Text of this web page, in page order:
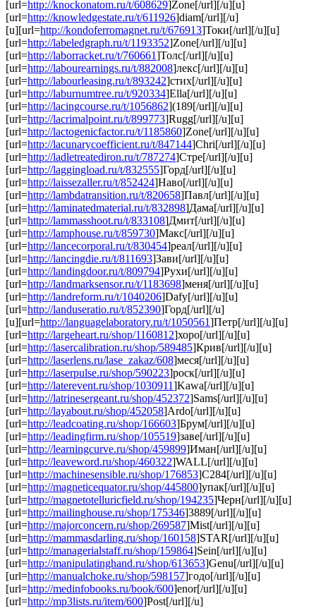
[url=http://knockonatom.ru/t/608629]Zone[/url][/u][u]
[url=http://knowledgestate.ru/t/611926]diam[/url][/u]
[u][url=http://kondoferromagnet.ru/t/676913]Токи[/url][/u][u]
[url=http://labeledgraph.ru/t/1193352]Zone[/url][/u][u]
[url=http://laborracket.ru/t/760661]Толс[/url][/u][u]
[url=http://labourearnings.ru/t/882008]лекс[/url][/u][u]
[url=http://labourleasing.ru/t/893242]стих[/url][/u][u]
[url=http://laburnumtree.ru/t/920334]Ella[/url][/u][u]
[url=http://lacingcourse.ru/t/1056862](189[/url][/u][u]
[url=http://lacrimalpoint.ru/t/899773]Rugg[/url][/u][u]
[url=http://lactogenicfactor.ru/t/1185860]Zone[/url][/u][u]
[url=http://lacunarycoefficient.ru/t/847144]Chri[/url][/u][u]
[url=http://ladletreatediron.ru/t/787274]Стре[/url][/u][u]
[url=http://laggingload.ru/t/832555]Горд[/url][/u][u]
[url=http://laissezaller.ru/t/852424]Наво[/url][/u][u]
[url=http://lambdatransition.ru/t/820658]Павл[/url][/u][u]
[url=http://laminatedmaterial.ru/t/832898]Дама[/url][/u][u]
[url=http://lammasshoot.ru/t/833108]Дмит[/url][/u][u]
[url=http://lamphouse.ru/t/859730]Макс[/url][/u][u]
[url=http://lancecorporal.ru/t/830454]реал[/url][/u][u]
[url=http://lancingdie.ru/t/811693]Зави[/url][/u][u]
[url=http://landingdoor.ru/t/809794]Рухи[/url][/u][u]
[url=http://landmarksensor.ru/t/1183698]меня[/url][/u][u]
[url=http://landreform.ru/t/1040206]Dafy[/url][/u][u]
[url=http://landuseratio.ru/t/852390]Горд[/url][/u]
[u][url=http://languagelaboratory.ru/t/1050561]Петр[/url][/u][u]
[url=http://largeheart.ru/shop/1160812]хоро[/url][/u][u]
[url=http://lasercalibration.ru/shop/589485]Крив[/url][/u][u]
[url=http://laserlens.ru/lase_zakaz/608]меся[/url][/u][u]
[url=http://laserpulse.ru/shop/590223]роск[/url][/u][u]
[url=http://laterevent.ru/shop/1030911]Kawa[/url][/u][u]
[url=http://latrinesergeant.ru/shop/452372]Sams[/url][/u][u]
[url=http://layabout.ru/shop/452058]Ardo[/url][/u][u]
[url=http://leadcoating.ru/shop/166603]Брум[/url][/u][u]
[url=http://leadingfirm.ru/shop/105519]заве[/url][/u][u]
[url=http://learningcurve.ru/shop/459899]Иман[/url][/u][u]
[url=http://leaveword.ru/shop/460322]WALL[/url][/u][u]
[url=http://machinesensible.ru/shop/176853]C284[/url][/u][u]
[url=http://magneticequator.ru/shop/445800]упак[/url][/u][u]
[url=http://magnetotelluricfield.ru/shop/194235]Черн[/url][/u][u]
[url=http://mailinghouse.ru/shop/175346]3889[/url][/u][u]
[url=http://majorconcern.ru/shop/269587]Mist[/url][/u][u]
[url=http://mammasdarling.ru/shop/160158]STAR[/url][/u][u]
[url=http://managerialstaff.ru/shop/159864]Sein[/url][/u][u]
[url=http://manipulatinghand.ru/shop/613653]Genu[/url][/u][u]
[url=http://manualchoke.ru/shop/598157]годо[/url][/u][u]
[url=http://medinfobooks.ru/book/600]enor[/url][/u][u]
[url=http://mp3lists.ru/item/600]Post[/url][/u]